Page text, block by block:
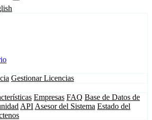
Gestionar Licencias
Empresas FAQ Base de Datos de
API Asesor del Sistema Estado del